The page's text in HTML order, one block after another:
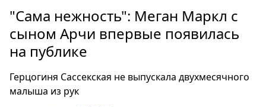
Россия
Мир
Здоровье
Туризм
Мода
"Сама нежность": Меган Маркл с
сыном Арчи впервые появилась
на публике
Герцогиня Сассекская не выпускала двухмесячного
малыша из рук